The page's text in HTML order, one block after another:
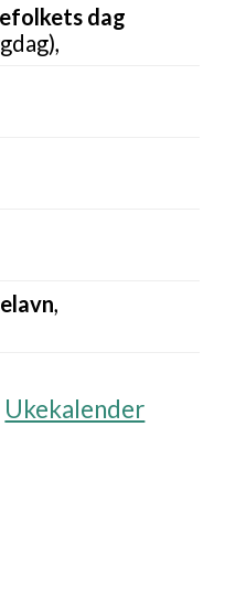
dag
,
Ukekalender